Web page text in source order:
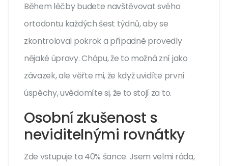
Během léčby budete navštěvovat svého
ortodontu každých šest týdnů, aby se
zkontroloval pokrok a případně provedly
nějaké úpravy. Chápu, že to možná zní jako
závazek, ale věřte mi, že když uvidíte první
úspěchy, uvědomíte si, že to stojí za to.
Osobní zkušenost s
neviditelnými rovnátky
Zde vstupuje ta 40% šance. Jsem velmi ráda,